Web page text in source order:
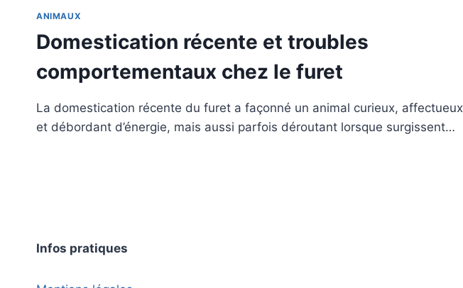
ANIMAUX
Domestication récente et troubles
comportementaux chez le furet
La domestication récente du furet a façonné un animal curieux, affectueux
et débordant d’énergie, mais aussi parfois déroutant lorsque surgissent…
Infos pratiques